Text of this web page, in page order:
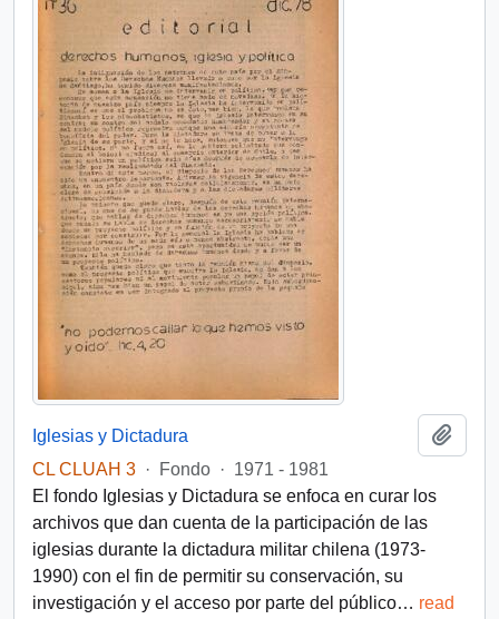
Iglesias y Dictadura
CL CLUAH 3 · Fondo · 1971 - 1981
El fondo Iglesias y Dictadura se enfoca en curar los
archivos que dan cuenta de la participación de las
iglesias durante la dictadura militar chilena (1973-
1990) con el fin de permitir su conservación, su
investigación y el acceso por parte del público… read